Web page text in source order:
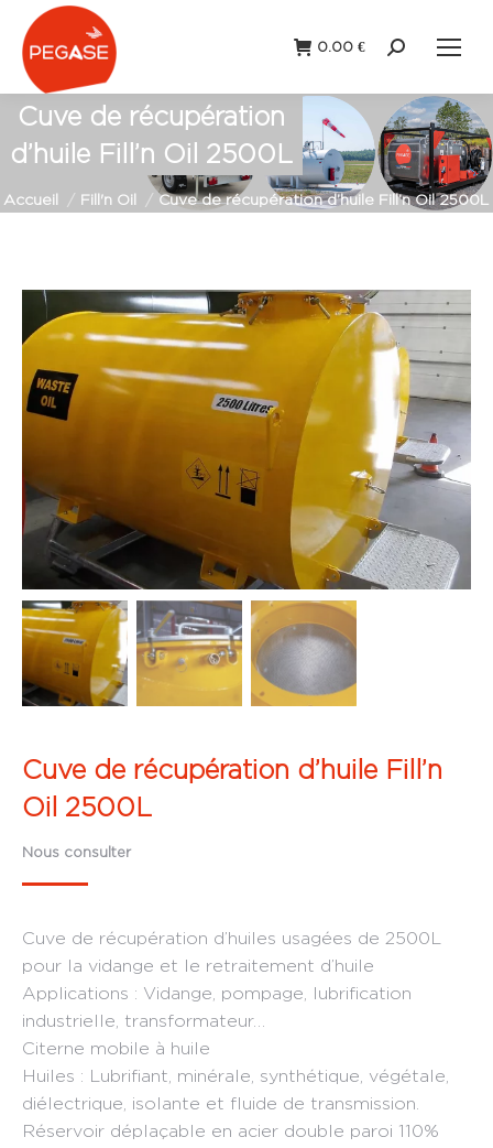
0.00 €
Recherche
Cuve de récupération
d’huile Fill’n Oil 2500L
Vous êtes ici :
Accueil Fill'n Oil Cuve de récupération d’huile Fill’n Oil 2500L
Cuve de récupération d’huile Fill’n
Oil 2500L
Nous consulter
Cuve de récupération d’huiles usagées de 2500L
pour la vidange et le retraitement d’huile
Applications : Vidange, pompage, lubrification
industrielle, transformateur…
Citerne mobile à huile
Huiles : Lubrifiant, minérale, synthétique, végétale,
diélectrique, isolante et fluide de transmission.
Réservoir déplaçable en acier double paroi 110%